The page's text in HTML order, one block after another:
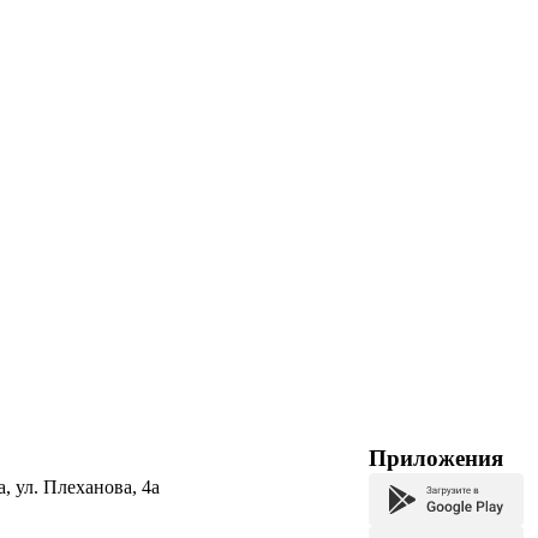
ул. Плеханова, 4а
Приложения